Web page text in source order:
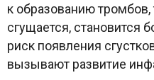
к образованию тромбов,
сгущается, становится
риск появления
вызывают развитие